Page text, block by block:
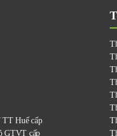
Huế cấp
GTVT cấp